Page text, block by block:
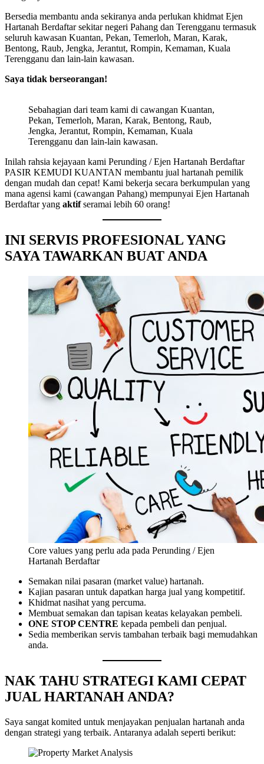
Bersedia membantu anda sekiranya anda perlukan khidmat Ejen
Hartanah Berdaftar sekitar negeri Pahang dan Terengganu termasuk
seluruh kawasan Kuantan, Pekan, Temerloh, Maran, Karak,
Bentong, Raub, Jengka, Jerantut, Rompin, Kemaman, Kuala
Terengganu dan lain-lain kawasan.
Saya tidak berseorangan!
Sebahagian dari team kami di cawangan Kuantan,
Pekan, Temerloh, Maran, Karak, Bentong, Raub,
Jengka, Jerantut, Rompin, Kemaman, Kuala
Terengganu dan lain-lain kawasan.
Inilah rahsia kejayaan kami Perunding / Ejen Hartanah Berdaftar
PASIR KEMUDI KUANTAN membantu jual hartanah pemilik
dengan mudah dan cepat! Kami bekerja secara berkumpulan yang
mana agensi kami (cawangan Pahang) mempunyai Ejen Hartanah
Berdaftar yang aktifseramai lebih 60 orang!
INI SERVIS PROFESIONAL YANG
SAYA TAWARKAN BUAT ANDA
Core values yang perlu ada pada Perunding / Ejen
Hartanah Berdaftar
Semakan nilai pasaran (market value) hartanah.
Kajian pasaran untuk dapatkan harga jual yang kompetitif.
Khidmat nasihat yang percuma.
Membuat semakan dan tapisan keatas kelayakan pembeli.
ONE STOP CENTRE kepada pembeli dan penjual.
Sedia memberikan servis tambahan terbaik bagi memudahkan
anda.
NAK TAHU STRATEGI KAMI CEPAT
JUAL HARTANAH ANDA?
Saya sangat komited untuk menjayakan penjualan hartanah anda
dengan strategi yang terbaik. Antaranya adalah seperti berikut: